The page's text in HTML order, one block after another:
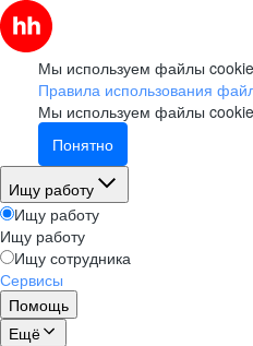
Мы используем файлы
Правила использования
Мы используем файлы
Понятно
Ищу работу
Ищу работу
Ищу работу
Ищу сотрудника
Сервисы
Помощь
Ещё